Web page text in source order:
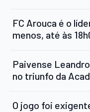
FC Arouca é o
menos, até às
Paivense
no triunfo da
O jogo foi